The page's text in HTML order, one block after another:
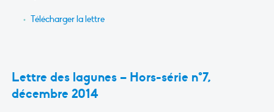
Télécharger la lettre
Lettre des lagunes – Hors-série n°7,
décembre 2014